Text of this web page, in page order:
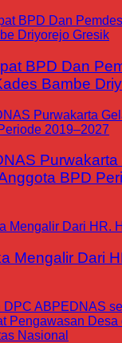
BPD Dan
Bambe
Purwakarta
BPD
Mengalir Dari